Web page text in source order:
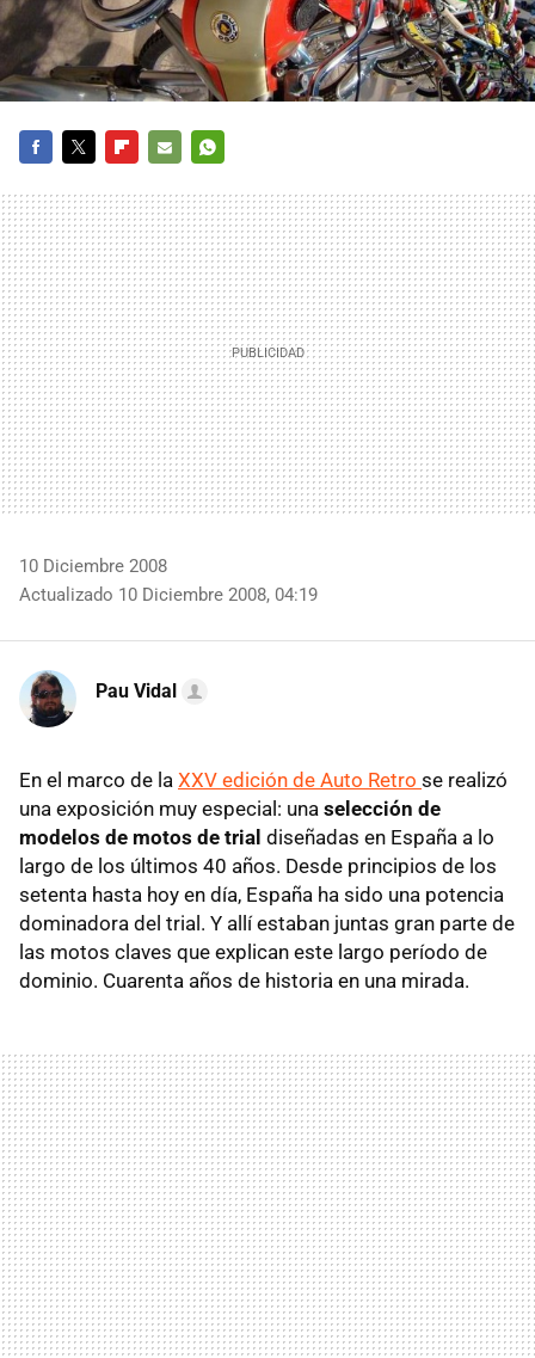
MAIL
10 Diciembre 2008
Actualizado 10 Diciembre 2008, 04:19
Pau Vidal
En el marco de la XXV edición de Auto Retro se realizó
una exposición muy especial: una selección de
modelos de motos de trial diseñadas en España a lo
largo de los últimos 40 años. Desde principios de los
setenta hasta hoy en día, España ha sido una potencia
dominadora del trial. Y allí estaban juntas gran parte de
las motos claves que explican este largo período de
dominio. Cuarenta años de historia en una mirada.